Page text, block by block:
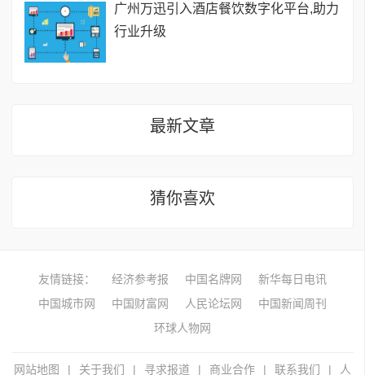
广州万迅引入酒店餐饮数字化平台,助力
行业升级
最新文章
猜你喜欢
友情链接： 经济参考报 中国名牌网
新华每日电讯
中国城市网
中国财富网 人民论坛网
中国新闻周刊
环球人物网
网站地图 | 关于我们 | 寻求报道 | 商业合作 | 联系我们 | 人